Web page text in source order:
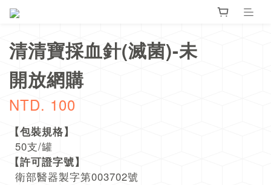
清清寶採血針(滅菌)-未
開放網購
NTD. 100
【包裝規格】
50支/罐
【許可證字號】
衛部醫器製字第003702號